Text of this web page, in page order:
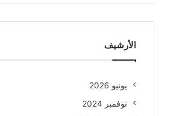
الأرشيف
يونيو 2026
نوفمبر 2024